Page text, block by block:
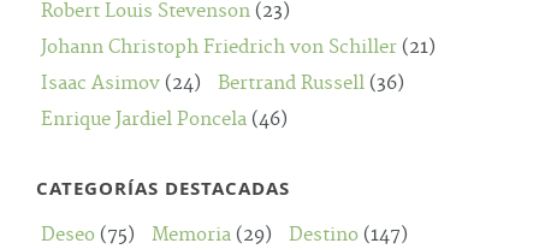
Robert Louis Stevenson (23)
Johann Christoph Friedrich von Schiller (21)
Isaac Asimov (24) Bertrand Russell (36)
Enrique Jardiel Poncela (46)
CATEGORÍAS DESTACADAS
Deseo (75) Memoria (29) Destino (147)